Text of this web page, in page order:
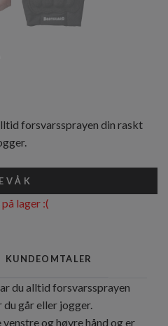
forsvarssprayen din raskt
lager :(
KUNDEOMTALER
du alltid forsvarssprayen
går eller jogger.
og høyre hånd og er